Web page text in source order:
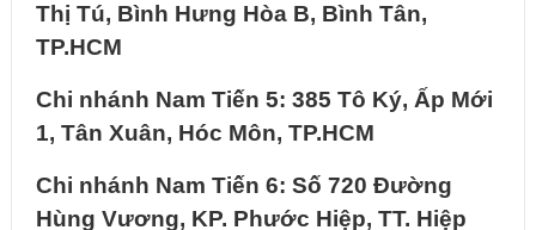
Thị Tú, Bình Hưng Hòa B, Bình Tân,
TP.HCM
Chi nhánh Nam Tiến 5: 385 Tô Ký, Ấp Mới
1, Tân Xuân, Hóc Môn, TP.HCM
Chi nhánh Nam Tiến 6: Số 720 Đường
Hùng Vương, KP. Phước Hiệp, TT. Hiệp